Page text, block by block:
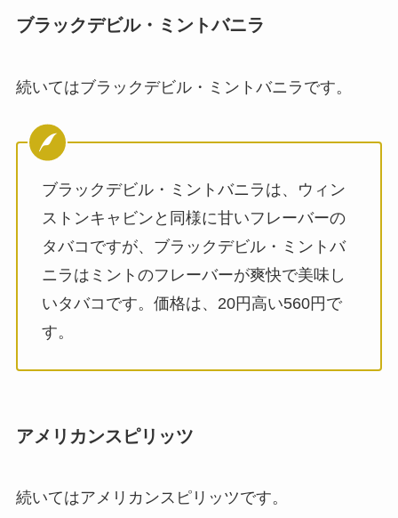
ブラックデビル・ミントバニラ
続いてはブラックデビル・ミントバニラです。
ブラックデビル・ミントバニラは、ウィン
ストンキャビンと同様に甘いフレーバーの
タバコですが、ブラックデビル・ミントバ
ニラはミントのフレーバーが爽快で美味し
いタバコです。価格は、20円高い560円で
す。
アメリカンスピリッツ
続いてはアメリカンスピリッツです。